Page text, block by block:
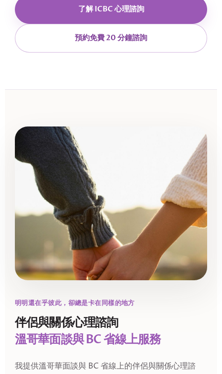
了解 ICBC 心理諮詢
預約免費 20 分鐘諮詢
明明還在乎彼此，卻總是卡在同樣的地方
伴侶與關係心理諮詢
溫哥華面談與 BC 省線上服務
我提供溫哥華面談與 BC 省線上的伴侶與關係心理諮